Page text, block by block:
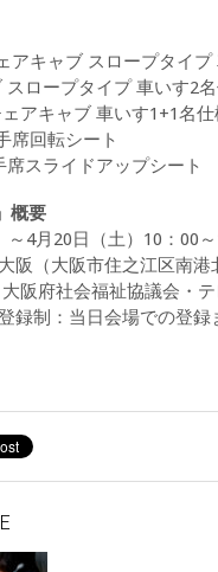
アキャブ スロープタイ
スロープタイプ 車いす2
アキャブ 車いす1+1名仕
席回転シート
席スライドアップシート
概要
～4月20日（土）10：00
阪（大阪市住之江区南港
阪府社会福祉協議会・
録制：当日会場での登